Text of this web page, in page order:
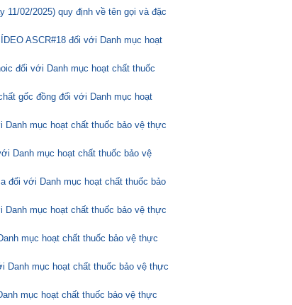
11/02/2025) quy định về tên gọi và đặc
ASCR#18 đối với Danh mục hoạt
đối với Danh mục hoạt chất thuốc
gốc đồng đối với Danh mục hoạt
Danh mục hoạt chất thuốc bảo vệ thực
Danh mục hoạt chất thuốc bảo vệ
đối với Danh mục hoạt chất thuốc bảo
Danh mục hoạt chất thuốc bảo vệ thực
mục hoạt chất thuốc bảo vệ thực
Danh mục hoạt chất thuốc bảo vệ thực
mục hoạt chất thuốc bảo vệ thực